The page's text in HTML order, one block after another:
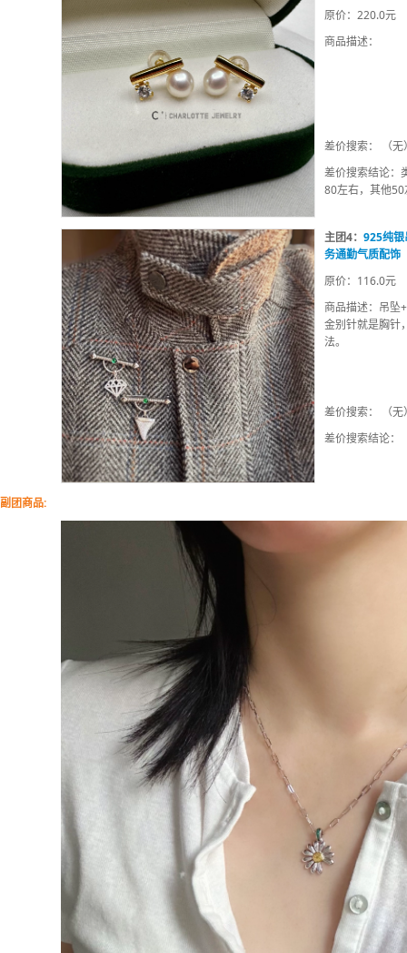
原价：220.0元
商品描述：
差价搜索： （无
差价搜索结论：
80左右，其他
主团4： 925纯银
务通勤气质配饰
原价：116.0元
商品描述：吊坠
金别针就是胸针
法。
差价搜索： （无
差价搜索结论：
副团商品: